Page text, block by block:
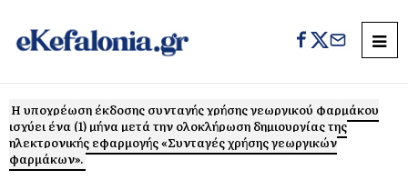
Η υποχρέωση έκδοσης συνταγής χρήσης γεωργικού φαρμάκου
ισχύει ένα (1) μήνα μετά την ολοκλήρωση δημιουργίας της
ηλεκτρονικής εφαρμογής «Συνταγές χρήσης γεωργικών
φαρμάκων».